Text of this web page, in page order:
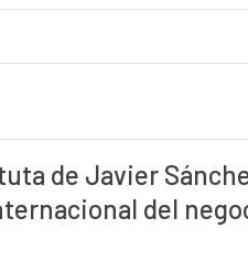
de Javier
del